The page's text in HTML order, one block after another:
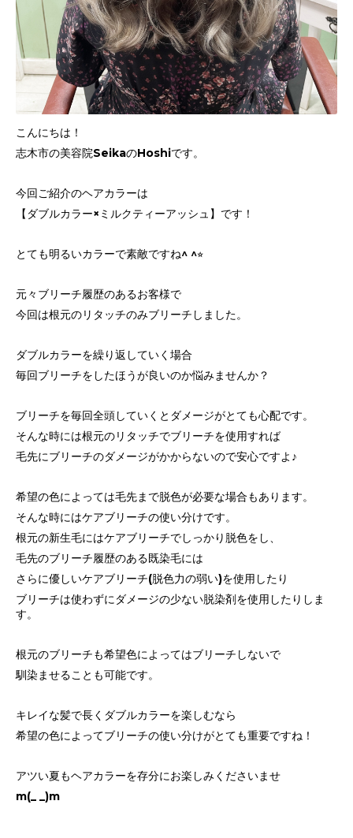
こんにちは！
志木市の美容院SeikaのHoshiです。
今回ご紹介のヘアカラーは
【ダブルカラー×ミルクティーアッシュ】です！
とても明るいカラーで素敵ですね^ ^⭐︎
元々ブリーチ履歴のあるお客様で
今回は根元のリタッチのみブリーチしました。
ダブルカラーを繰り返していく場合
毎回ブリーチをしたほうが良いのか悩みませんか？
ブリーチを毎回全頭していくとダメージがとても心配です。
そんな時には根元のリタッチでブリーチを使用すれば
毛先にブリーチのダメージがかからないので安心ですよ♪
希望の色によっては毛先まで脱色が必要な場合もあります。
そんな時にはケアブリーチの使い分けです。
根元の新生毛にはケアブリーチでしっかり脱色をし、
毛先のブリーチ履歴のある既染毛には
さらに優しいケアブリーチ(脱色力の弱い)を使用したり
ブリーチは使わずにダメージの少ない脱染剤を使用したりしま
す。
根元のブリーチも希望色によってはブリーチしないで
馴染ませることも可能です。
キレイな髪で長くダブルカラーを楽しむなら
希望の色によってブリーチの使い分けがとても重要ですね！
アツい夏もヘアカラーを存分にお楽しみくださいませ
m(_ _)m